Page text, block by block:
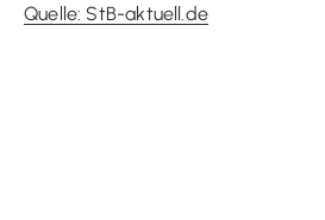
Quelle: StB-aktuell.de